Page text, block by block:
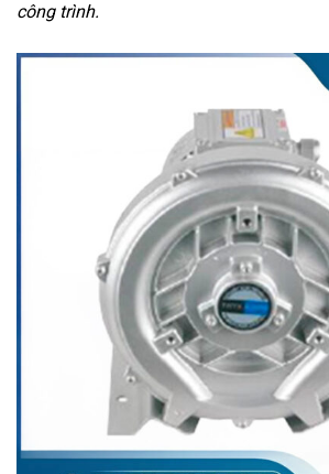
công trình.